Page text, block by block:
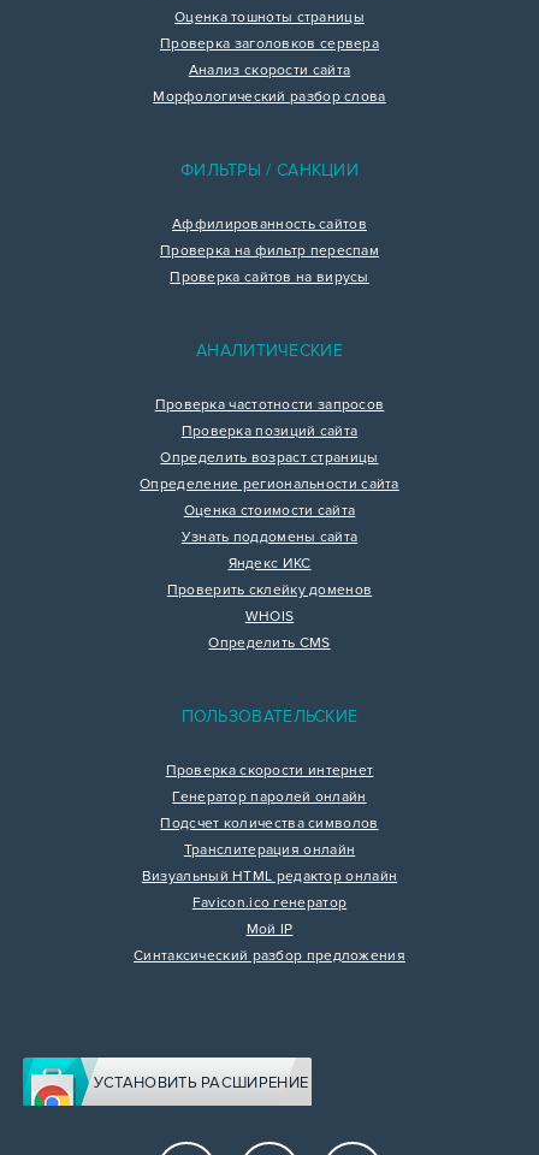
Оценка тошноты страницы
Проверка заголовков сервера
Анализ скорости сайта
Морфологический разбор слова
ФИЛЬТРЫ / САНКЦИИ
Аффилированность сайтов
Проверка на фильтр переспам
Проверка сайтов на вирусы
АНАЛИТИЧЕСКИЕ
Проверка частотности запросов
Проверка позиций сайта
Определить возраст страницы
Определение региональности сайта
Оценка стоимости сайта
Узнать поддомены сайта
Яндекс ИКС
Проверить склейку доменов
WHOIS
Определить CMS
ПОЛЬЗОВАТЕЛЬСКИЕ
Проверка скорости интернет
Генератор паролей онлайн
Подсчет количества символов
Транслитерация онлайн
Визуальный HTML редактор онлайн
Favicon.ico генератор
Мой IP
Синтаксический разбор предложения
УСТАНОВИТЬ РАСШИРЕНИЕ